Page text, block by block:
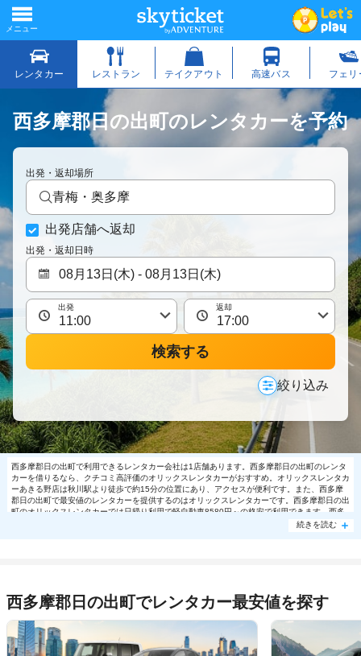
西多摩郡日の出町のレンタカーを予約
出発・返却場所
青梅・奥多摩
出発店舗へ返却
出発・返却日時
出発 返却
検索する
絞り込み
西多摩郡日の出町で利用できるレンタカー会社は1店舗あります。西多摩郡日の出町のレンタ
カーを借りるなら、クチコミ高評価のオリックスレンタカーがおすすめ。オリックスレンタカ
ーあきる野店は秋川駅より徒歩で約15分の位置にあり、アクセスが便利です。また、西多摩
郡日の出町で最安値のレンタカーを提供するのはオリックスレンタカーです。西多摩郡日の出
町のオリックスレンタカーでは日帰り利用で軽自動車8580円～の格安で利用できます。西多
摩郡日の出町で大人気の格安レンタカーは売り切れる場合もありますので、ご予約はお早め
続きを読む
西多摩郡日の出町でレンタカー最安値を探す